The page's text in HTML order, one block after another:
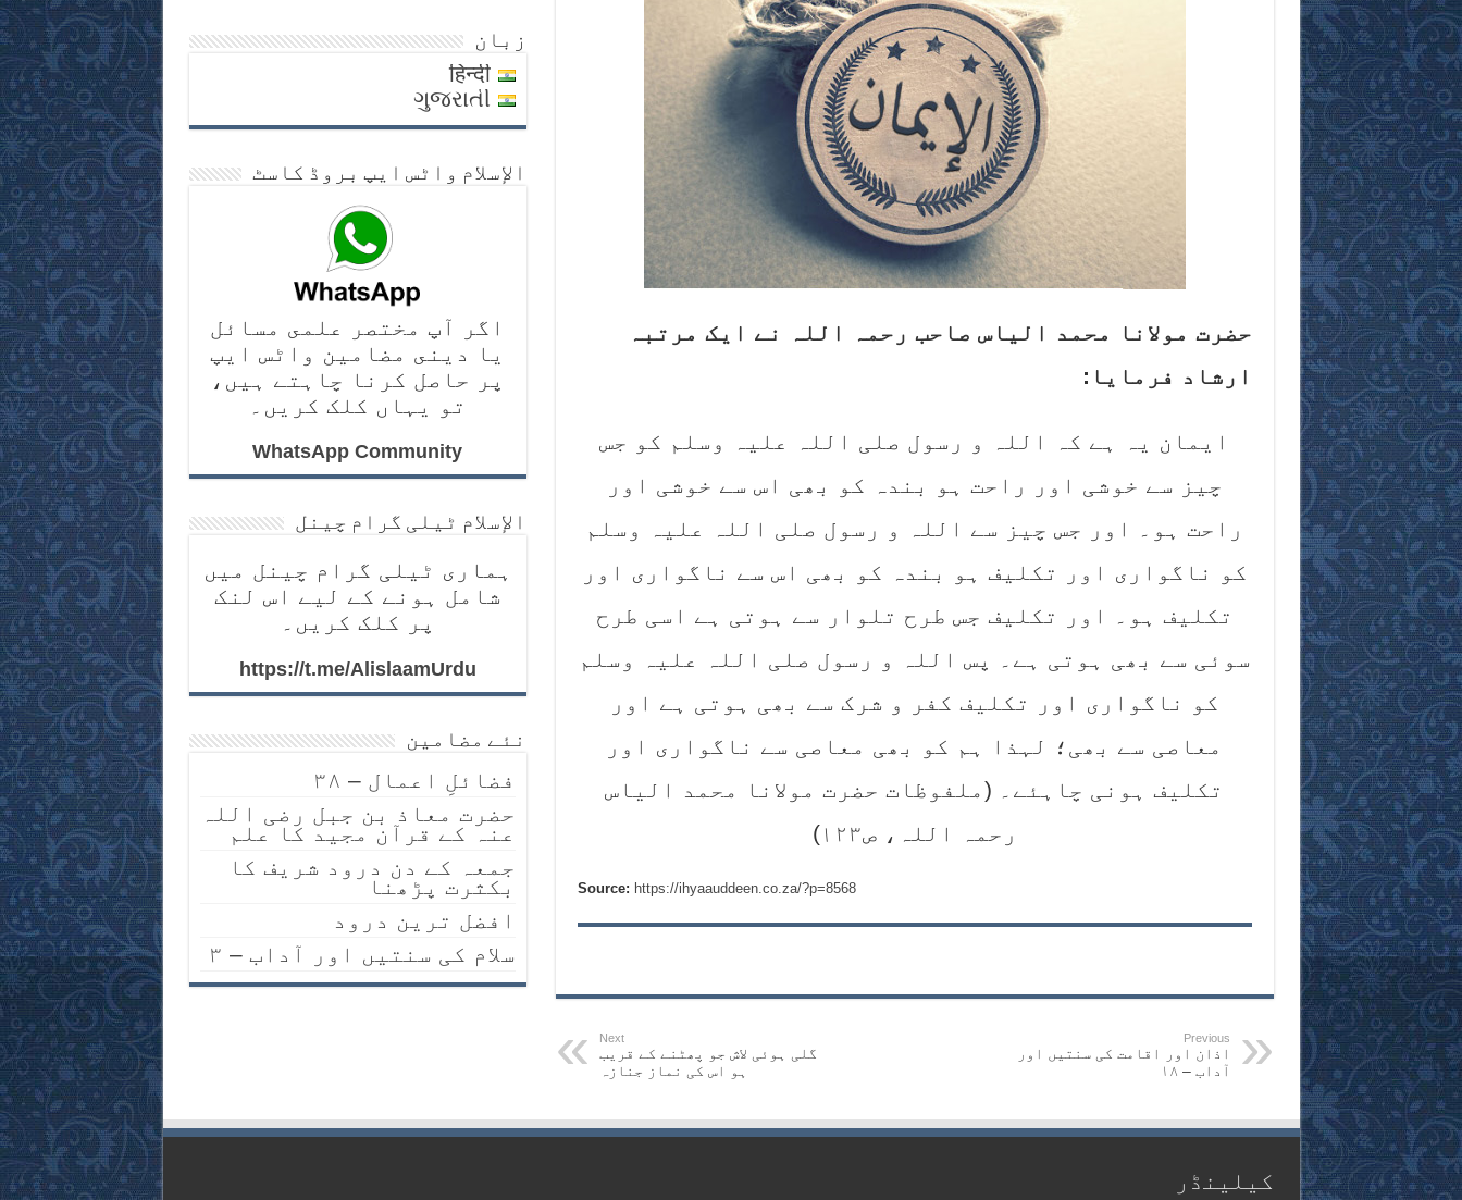
حضرت مولانا محمد الیاس صاحب رحمہ اللہ نے ایک مرتبہ
ارشاد فرمایا:
ایمان یہ ہے کہ اللہ و رسول صلی اللہ علیہ وسلم کو جس
چیز سے خوشی اور راحت ہو بندہ کو بھی اس سے خوشی اور
راحت ہو۔ اور جس چیز سے اللہ و رسول صلی اللہ علیہ وسلم
کو ناگواری اور تکلیف ہو بندہ کو بھی اس سے ناگواری اور
تکلیف ہو۔ اور تکلیف جس طرح تلوار سے ہوتی ہے اسی طرح
سوئی سے بھی ہوتی ہے۔ پس اللہ و رسول صلی اللہ علیہ وسلم
کو ناگواری اور تکلیف کفر و شرک سے بھی ہوتی ہے اور
معاصی سے بھی؛ لہذا ہم کو بھی معاصی سے ناگواری اور
تکلیف ہونی چاہئے۔ (ملفوظات حضرت مولانا محمد الیاس
رحمہ اللہ، ص۱۲۳)
Source: https://ihyaauddeen.co.za/?p=8568
Previous
اذان اور اقامت کی سنتیں اور
آداب – ۱۸
Next
گلی ہوئی لاش جو پھٹنے کے قریب
ہو اس کی نمازِ جنازہ
زبان
हिन्दी
ગુજરાતી
الإسلام واٹس ايپ بروڈ کاسٹ
اگر آپ مختصر علمى مسائل
يا دينى مضامين واٹس ايپ
پر حاصل کرنا چاہتے ہیں،
تو یہاں کلک کریں۔
WhatsApp Community
الإسلام ٹیلی گرام چینل
ہماری ٹیلی گرام چینل میں
شامل ہونے کے لیے اس لنک
پر کلک کریں۔
https://t.me/AlislaamUrdu
نئے مضامین
فضائلِ اعمال – ۳۸
حضرت معاذ بن جبل رضی اللہ
عنہ کے قرآن مجید کا علم
جمعہ کے دن درود شریف کا
بکثرت پڑھنا
افضل ترین درود
سلام کی سنتیں اور آداب – ۳
کیلینڈر